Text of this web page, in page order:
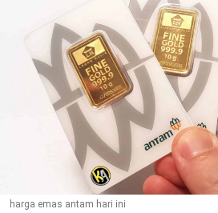
harga emas antam hari ini